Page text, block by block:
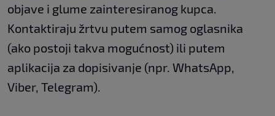
objave i glume zainteresiranog kupca.
Kontaktiraju žrtvu putem samog oglasnika
(ako postoji takva mogućnost) ili putem
aplikacija za dopisivanje (npr. WhatsApp,
Viber, Telegram).